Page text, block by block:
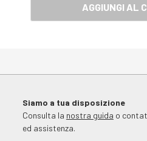
AGGIUNGI AL
Siamo a tua disposizione
Consulta la nostra guida o
ed assistenza.